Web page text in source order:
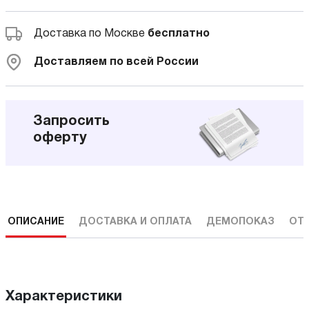
Доставка по Москве бесплатно
Доставляем по всей России
Запросить
оферту
ОПИСАНИЕ ДОСТАВКА И ОПЛАТА ДЕМОПОКАЗ
Характеристики